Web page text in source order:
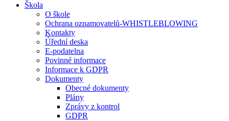
Škola
O škole
Ochrana oznamovatelů-WHISTLEBLOWING
Kontakty
Úřední deska
E-podatelna
Povinné informace
Informace k GDPR
Dokumenty
Obecné dokumenty
Plány
Zprávy z kontrol
GDPR